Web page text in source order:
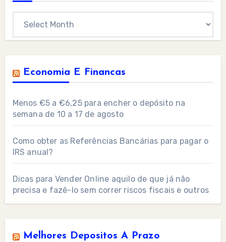
Economia E Financas
Menos €5 a €6,25 para encher o depósito na
semana de 10 a 17 de agosto
Como obter as Referências Bancárias para pagar o
IRS anual?
Dicas para Vender Online aquilo de que já não
precisa e fazê-lo sem correr riscos fiscais e outros
Melhores Depositos A Prazo